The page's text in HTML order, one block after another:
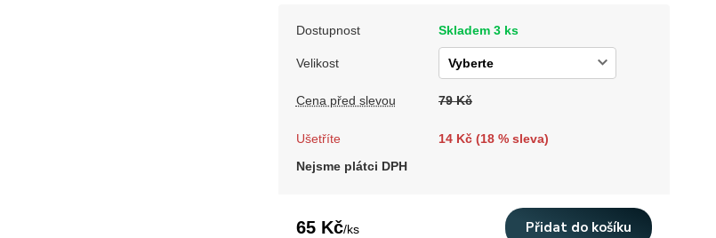
Dostupnost Skladem 3 ks
Velikost
Cena před slevou 79 Kč
Ušetříte 14 Kč (18% sleva)
Nejsme plátci DPH
65 Kč/ks Přidat do košíku